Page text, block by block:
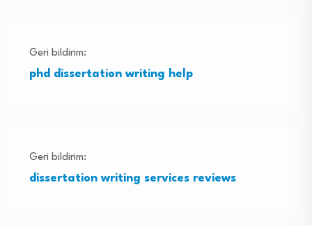
Geri bildirim:
phd dissertation writing help
Geri bildirim:
dissertation writing services reviews